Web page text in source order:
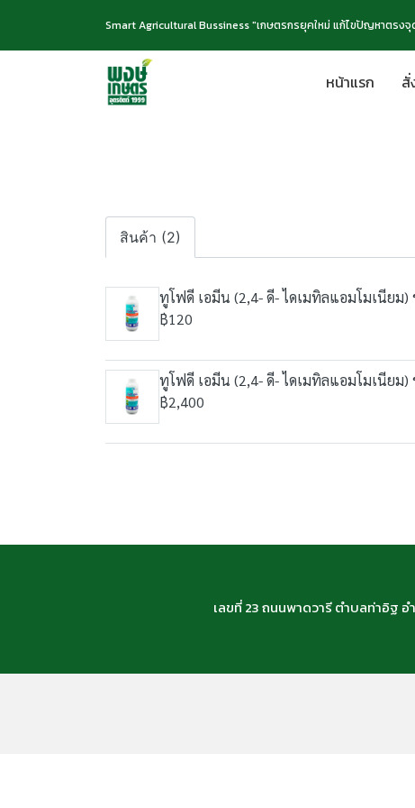
Smart Agricultural Bussiness "เกษตรกรยุคใหม่ แก้ไขปัญหาตรงจุ
หน้าแรก สั่
สินค้า (2)
ทูโฟดี เอมีน (2,4- ดี- ไดเมทิลแอมโมเนียม)
฿120
ทูโฟดี เอมีน (2,4- ดี- ไดเมทิลแอมโมเนียม)
฿2,400
เลขที่ 23 ถนนพาดวารี ตำบลท่าอิฐ